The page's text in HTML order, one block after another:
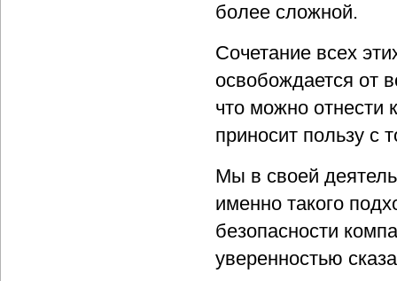
более сложной.
Сочетание всех
освобождается от
что можно отнести
приносит пользу с
Мы в своей
именно такого
безопасности
уверенностью